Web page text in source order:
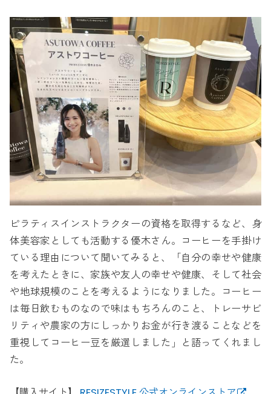
ピラティスインストラクターの資格を取得するなど、身
体美容家としても活動する優木さん。コーヒーを手掛け
ている理由について聞いてみると、「自分の幸せや健康
を考えたときに、家族や友人の幸せや健康、そして社会
や地球規模のことを考えるようになりました。コーヒー
は毎日飲むものなので味はもちろんのこと、トレーサビ
リティや農家の方にしっかりお金が行き渡ることなどを
重視してコーヒー豆を厳選しました」と語ってくれまし
た。